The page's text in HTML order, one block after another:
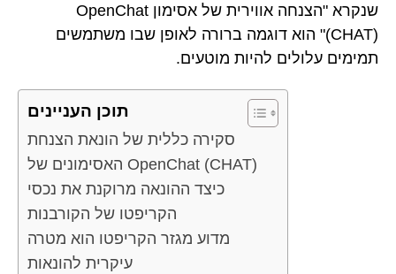
שנקרא "הצנחה אווירית של אסימון OpenChat
(CHAT)" הוא דוגמה ברורה לאופן שבו משתמשים
תמימים עלולים להיות מוטעים.
תוכן העניינים
סקירה כללית של הונאת הצנחת
האסימונים של OpenChat (CHAT)
כיצד ההונאה מרוקנת את נכסי
הקריפטו של הקורבנות
מדוע מגזר הקריפטו הוא מטרה
עיקרית להונאות